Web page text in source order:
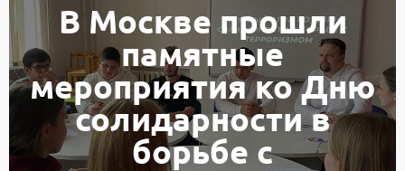
В Москве прошли
памятные
мероприятия ко Дню
солидарности в
борьбе с